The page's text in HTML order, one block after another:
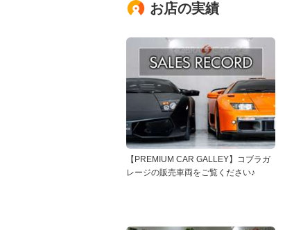
お店の実績
【PREMIUM CAR GALLEY】コブラガ
レージの販売車両をご覧ください♪